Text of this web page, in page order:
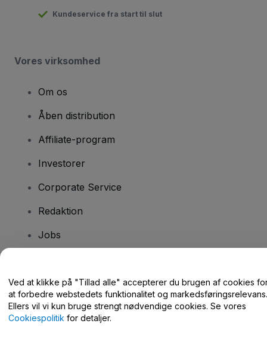
Kundeservice fra start til slut
Vores virksomhed
Om os
Åben distribution
Affiliate-program
Investorer
Corporate Service
Redaktion
Jobs
Har du spørgsmål?
Hjælpecenter / Kontakt os
Ved at klikke på "Tillad alle" accepterer du brugen af cookies
at forbedre webstedets funktionalitet og markedsføringsrelevans.
Ellers vil vi kun bruge strengt nødvendige cookies. Se vores
Cookiespolitik for detaljer.